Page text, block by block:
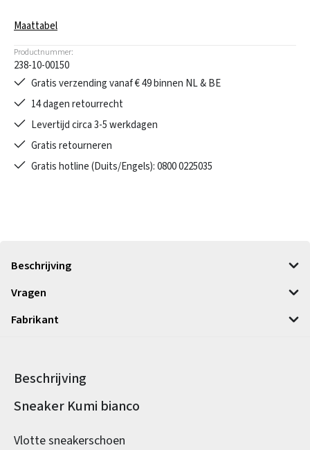
Maattabel
Productnummer:
238-10-00150
Gratis verzending vanaf € 49 binnen NL & BE
14 dagen retourrecht
Levertijd circa 3-5 werkdagen
Gratis retourneren
Gratis hotline (Duits/Engels): 0800 0225035
Beschrijving
Vragen
Fabrikant
Beschrijving
Productinformatie
Sneaker Kumi bianco
Vlotte sneakerschoen